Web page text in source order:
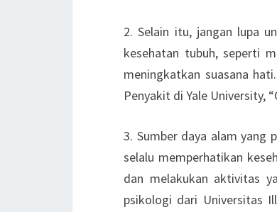
2. Selain itu, jangan lupa
kesehatan tubuh, seperti
meningkatkan suasana
Penyakit di Yale University,
3. Sumber daya alam yang
selalu memperhatikan
dan melakukan aktivitas
psikologi dari Universitas